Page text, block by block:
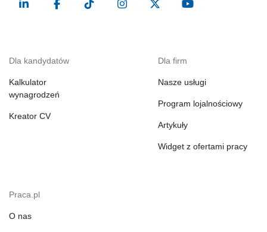
Dla kandydatów
Kalkulator
wynagrodzeń
Kreator CV
Dla firm
Nasze usługi
Program lojalnościowy
Artykuły
Widget z ofertami pracy
Praca.pl
O nas